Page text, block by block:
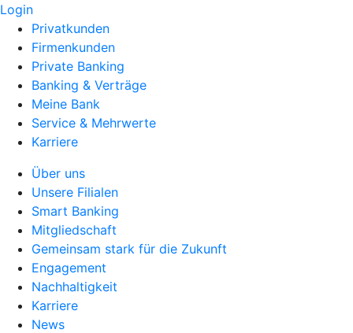
Login
Privatkunden
Firmenkunden
Private Banking
Banking & Verträge
Meine Bank
Service & Mehrwerte
Karriere
Über uns
Unsere Filialen
Smart Banking
Mitgliedschaft
Gemeinsam stark für die Zukunft
Engagement
Nachhaltigkeit
Karriere
News